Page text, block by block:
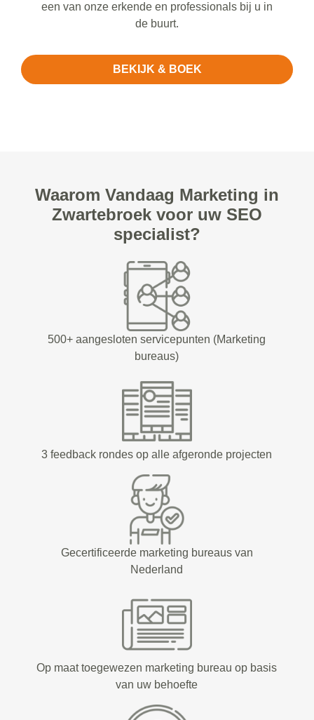
een van onze erkende en professionals bij u in
de buurt.
BEKIJK & BOEK
Waarom Vandaag Marketing in
Zwartebroek voor uw SEO
specialist?
500+ aangesloten servicepunten (Marketing
bureaus)
3 feedback rondes op alle afgeronde projecten
Gecertificeerde marketing bureaus van
Nederland
Op maat toegewezen marketing bureau op basis
van uw behoefte